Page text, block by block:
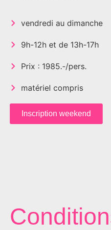
vendredi au dimanche
9h-12h et de 13h-17h
Prix : 1985.-/pers.
matériel compris
Inscription weekend